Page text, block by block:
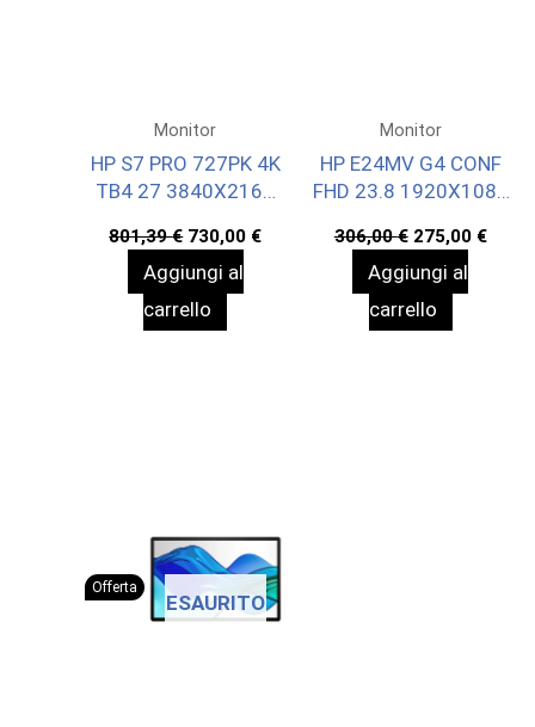
Monitor
HP S7 PRO 727PK 4K
TB4 27 3840X2160
801,39€ Il
prezzo
originale
801,39 €.
730,00 €Il
prezzo
Aggiungi al
carrello
Monitor
HP E24MV G4 CONF
FHD 23.8 1920X1080
306,00€ Il
prezzo
originale
306,00 €.
275,00 €Il
Aggiungi al
carrello
Offerta
ESAURITO